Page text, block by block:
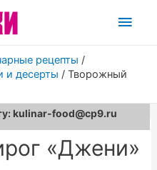
рецепты /
и десерты / Творожный
«Джени»
kulinar-food@cp9.ru